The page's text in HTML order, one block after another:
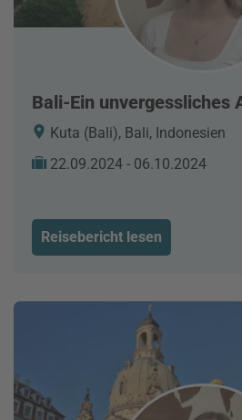
Bali-Ein unvergessliches
Kuta (Bali), Bali, Indonesien
22.09.2024 - 06.10.2024
Reisebericht lesen